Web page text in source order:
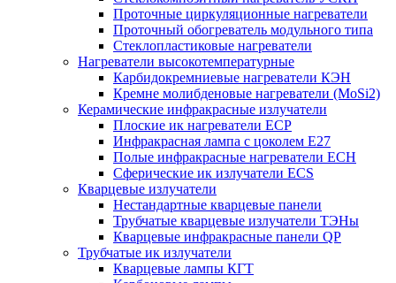
Проточные циркуляционные нагреватели
Проточный обогреватель модульного типа
Стеклопластиковые нагреватели
Нагреватели высокотемпературные
Карбидокремниевые нагреватели КЭН
Кремне молибденовые нагреватели (MoSi2)
Керамические инфракрасные излучатели
Плоские ик нагреватели ECP
Инфракрасная лампа с цоколем E27
Полые инфракрасные нагреватели ECH
Сферические ик излучатели ECS
Кварцевые излучатели
Нестандартные кварцевые панели
Трубчатые кварцевые излучатели ТЭНы
Кварцевые инфракрасные панели QP
Трубчатые ик излучатели
Кварцевые лампы КГТ